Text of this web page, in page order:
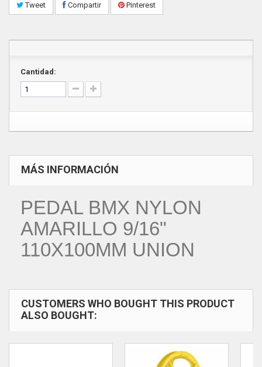
Tweet Compartir Pinterest
Cantidad:
MÁS INFORMACIÓN
PEDAL BMX NYLON
AMARILLO 9/16"
110X100MM UNION
CUSTOMERS WHO BOUGHT THIS PRODUCT
ALSO BOUGHT: